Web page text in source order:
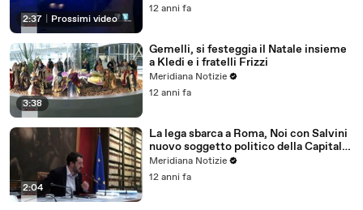
2:37 Prossimi video
12 anni fa
3:38
Gemelli, si festeggia il Natale insieme
a Kledi e i fratelli Frizzi
Meridiana Notizie
12 anni fa
2:04
La lega sbarca a Roma, Noi con Salvini
nuovo soggetto politico della Capitale
avanti il nuovo
Meridiana Notizie
12 anni fa